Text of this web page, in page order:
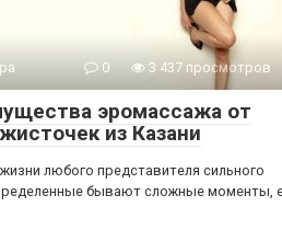
0 3 437 просмотров
эромассажа от
из Казани
любого представителя сильного
бывают сложные моменты,